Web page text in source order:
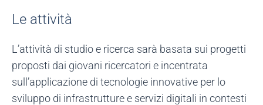
Le attività
L’attività di studio e ricerca sarà basata sui progetti
proposti dai giovani ricercatori e incentrata
sull’applicazione di tecnologie innovative per lo
sviluppo di infrastrutture e servizi digitali in contesti